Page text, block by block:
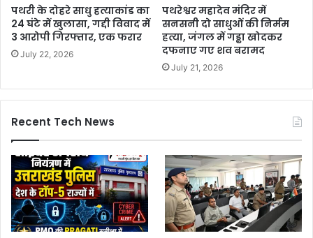
पथरी के दोहरे साधु हत्याकांड का
24 घंटे में खुलासा, गद्दी विवाद में
3 आरोपी गिरफ्तार, एक फरार
July 22, 2026
पथरेश्वर महादेव मंदिर में
सनसनी दो साधुओं की निर्मम
हत्या, जंगल में गड्ढा खोदकर
दफनाए गए शव बरामद
July 21, 2026
Recent Tech News